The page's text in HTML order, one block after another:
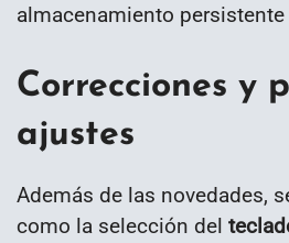
almacenamiento
Correcciones y
ajustes
Además de las novedades,
como la selección del